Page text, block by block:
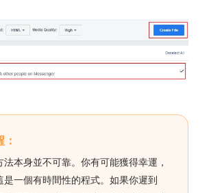
本身並不可靠。你有可能獲得幸運，
是一個有時間性的程式。如果你遲到